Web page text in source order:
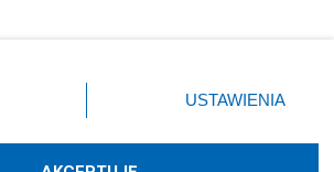
przycisk ustawień prywatności
dolnym rogu strony
danych nie wymagają zgody
prawo sprzeciwić się takiemu
USTAWIENIA